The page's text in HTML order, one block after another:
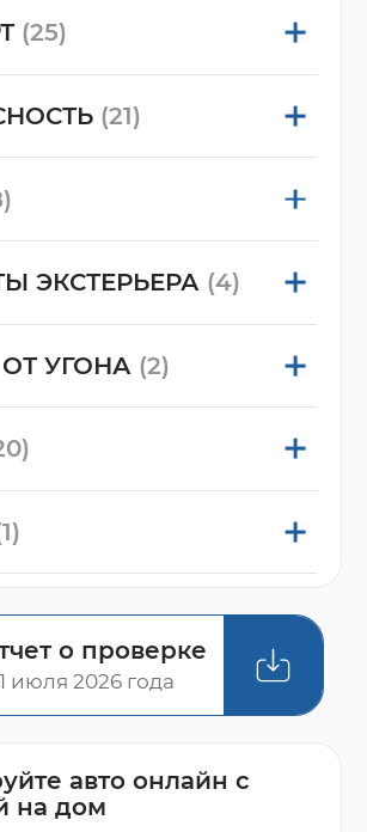
(25)
(21)
ЭКСТЕРЬЕРА (4)
УГОНА (2)
о проверке
июля 2026 года
авто онлайн с
на дом